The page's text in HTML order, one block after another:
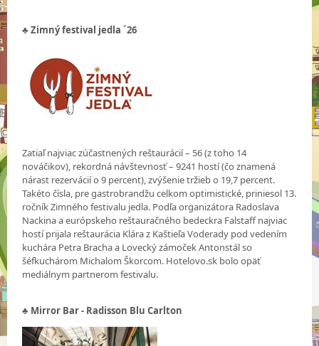
♣ Zimný festival jedla ´26
Zatiaľ najviac zúčastnených reštaurácií – 56 (z toho 14
nováčikov), rekordná návštevnosť – 9241 hostí (čo znamená
nárast rezervácií o 9 percent), zvýšenie tržieb o 19,7 percent.
Takéto čísla, pre gastrobrandžu celkom optimistické, priniesol 13.
ročník Zimného festivalu jedla. Podľa organizátora Radoslava
Nackina a európskeho reštauračného bedeckra Falstaff najviac
hostí prijala reštaurácia Klára z Kaštieľa Voderady pod vedením
kuchára Petra Bracha a Lovecký zámoček Antonstál so
šéfkuchárom Michalom Škorcom. Hotelovo.sk bolo opäť
mediálnym partnerom festivalu.
♣ Mirror Bar - Radisson Blu Carlton